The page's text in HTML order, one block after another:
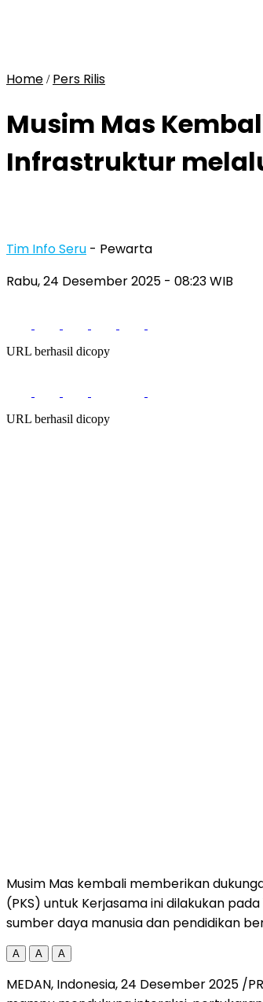
Home / Pers Rilis
Musim Mas
Infrastruktur
Tim Info Seru - Pewarta
Rabu, 24 Desember 2025 - 08:23 WIB
URL berhasil dicopy
URL berhasil dicopy
Musim Mas kembali memberikan
(PKS) untuk Kerjasama ini dilakukan
sumber daya manusia dan pendidikan
A A A
MEDAN, Indonesia, 24 Desember 2025 /